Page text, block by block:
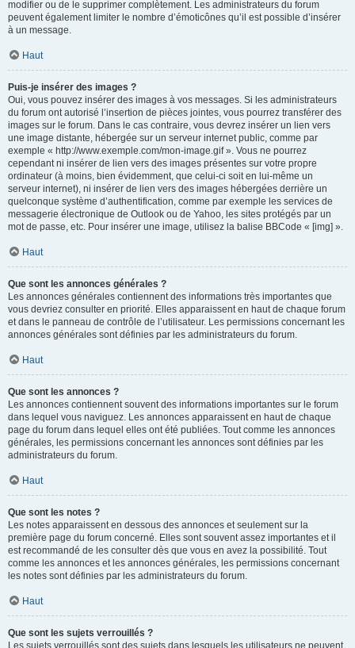
modifier ou de le supprimer complètement. Les administrateurs du forum
peuvent également limiter le nombre d’émoticônes qu’il est possible d’insérer
à un message.
Haut
Puis-je insérer des images ?
Oui, vous pouvez insérer des images à vos messages. Si les administrateurs
du forum ont autorisé l’insertion de pièces jointes, vous pourrez transférer des
images sur le forum. Dans le cas contraire, vous devrez insérer un lien vers
une image distante, hébergée sur un serveur internet public, comme par
exemple « http://www.exemple.com/mon-image.gif ». Vous ne pourrez
cependant ni insérer de lien vers des images présentes sur votre propre
ordinateur (à moins, bien évidemment, que celui-ci soit en lui-même un
serveur internet), ni insérer de lien vers des images hébergées derrière un
quelconque système d’authentification, comme par exemple les services de
messagerie électronique de Outlook ou de Yahoo, les sites protégés par un
mot de passe, etc. Pour insérer une image, utilisez la balise BBCode « [img] ».
Haut
Que sont les annonces générales ?
Les annonces générales contiennent des informations très importantes que
vous devriez consulter en priorité. Elles apparaissent en haut de chaque forum
et dans le panneau de contrôle de l’utilisateur. Les permissions concernant les
annonces générales sont définies par les administrateurs du forum.
Haut
Que sont les annonces ?
Les annonces contiennent souvent des informations importantes sur le forum
dans lequel vous naviguez. Les annonces apparaissent en haut de chaque
page du forum dans lequel elles ont été publiées. Tout comme les annonces
générales, les permissions concernant les annonces sont définies par les
administrateurs du forum.
Haut
Que sont les notes ?
Les notes apparaissent en dessous des annonces et seulement sur la
première page du forum concerné. Elles sont souvent assez importantes et il
est recommandé de les consulter dès que vous en avez la possibilité. Tout
comme les annonces et les annonces générales, les permissions concernant
les notes sont définies par les administrateurs du forum.
Haut
Que sont les sujets verrouillés ?
Les sujets verrouillés sont des sujets dans lesquels les utilisateurs ne peuvent